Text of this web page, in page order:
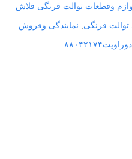
وقطعات توالت فرنگی فلاش
توالت فرنگی, نمایندگی وفروش